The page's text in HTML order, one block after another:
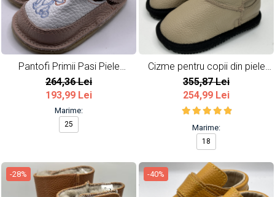
Pantofi Primii Pasi Piele
Naturala Marie
264,36 Lei
193,99 Lei
Marime:
25
Cizme pentru copii din piele
naturala All Beige
355,87 Lei
254,99 Lei
Marime:
18
-28% -40%